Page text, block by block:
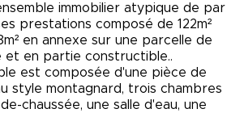
immobilier atypique de par
prestations composé de 122m²
en annexe sur une parcelle de
et en partie constructible..
est composée d'une pièce de
style montagnard, trois chambres
chaussée, une salle d'eau, une